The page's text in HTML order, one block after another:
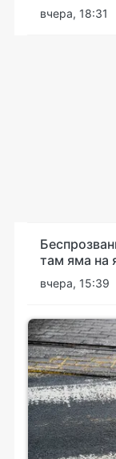
вчера, 18:31
там яма на
вчера, 15:39